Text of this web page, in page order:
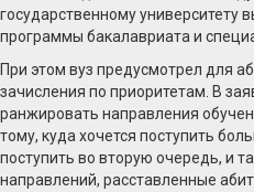
государственному университету
программы бакалавриата и
При этом вуз предусмотрел для
зачисления по приоритетам. В
ранжировать направления
тому, куда хочется поступить
поступить во вторую очередь, и
направлений, расставленные